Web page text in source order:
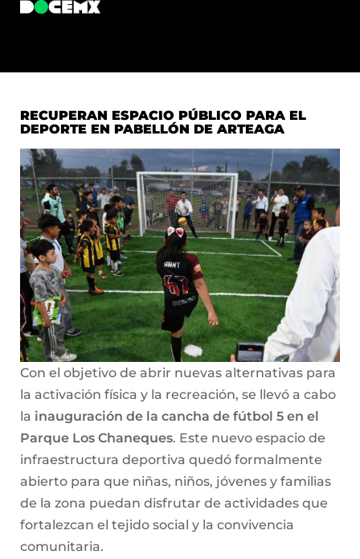
RECUPERAN ESPACIO PÚBLICO PARA EL
DEPORTE EN PABELLÓN DE ARTEAGA
Con el objetivo de abrir nuevas alternativas para
la activación física y la recreación, se llevó a cabo
la inauguración de la cancha de fútbol 5 en el
Parque Los Chaneques. Este nuevo espacio de
infraestructura deportiva quedó formalmente
abierto para que niñas, niños, jóvenes y familias
de la zona puedan disfrutar de actividades que
fortalezcan el tejido social y la convivencia
comunitaria.